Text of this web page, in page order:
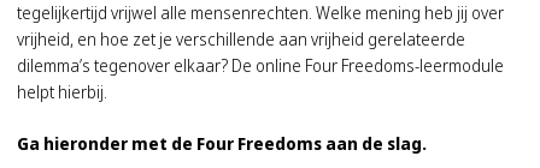
tegelijkertijd vrijwel alle mensenrechten. Welke mening heb jij over
vrijheid, en hoe zet je verschillende aan vrijheid gerelateerde
dilemma’s tegenover elkaar? De online Four Freedoms-leermodule
helpt hierbij.
Ga hieronder met de Four Freedoms aan de slag.